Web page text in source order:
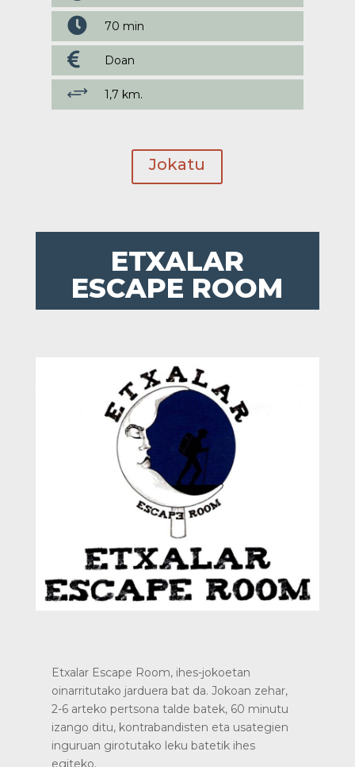

70 min
 Doan
+ 1,7 km.
Jokatu
ETXALAR
ESCAPE ROOM
Etxalar Escape Room, ihes-jokoetan
oinarritutako jarduera bat da. Jokoan zehar,
2-6 arteko pertsona talde batek, 60 minutu
izango ditu, kontrabandisten eta usategien
inguruan girotutako leku batetik ihes
egiteko.